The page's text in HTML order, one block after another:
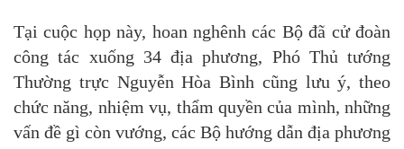
Tại cuộc họp này, hoan nghênh các Bộ đã cử đoàn
công tác xuống 34 địa phương, Phó Thủ tướng
Thường trực Nguyễn Hòa Bình cũng lưu ý, theo
chức năng, nhiệm vụ, thẩm quyền của mình, những
vấn đề gì còn vướng, các Bộ hướng dẫn địa phương